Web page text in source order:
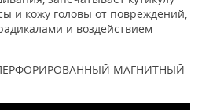
и кожу головы от повреждений,
и воздействием
МАГНИТНЫЙ